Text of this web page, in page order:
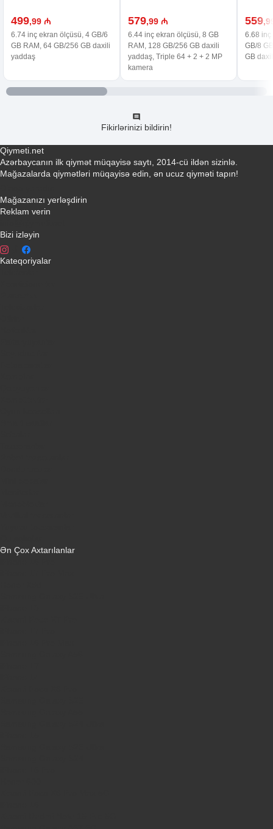
499,99 ₼
6.74 inç ekran ölçüsü, 4 GB/6
GB RAM, 64 GB/256 GB daxili
yaddaş
579,99 ₼
6.44 inç ekran ölçüsü, 8 GB
RAM, 128 GB/256 GB daxili
yaddaş, Triple 64 + 2 + 2 MP
kamera
559
6.68 inç
GB/8
GB
Fikirlərinizi bildirin!
Qiymeti.net
Azərbaycanın ilk qiymət müqayisə saytı, 2014-cü ildən sizinlə.
Mağazalarda qiymətləri müqayisə edin, ən ucuz qiyməti tapın!
Mağazanızı yerləşdirin
Reklam verin
Bizi izləyin
Kateqoriyalar
Ən Çox Axtarılanlar